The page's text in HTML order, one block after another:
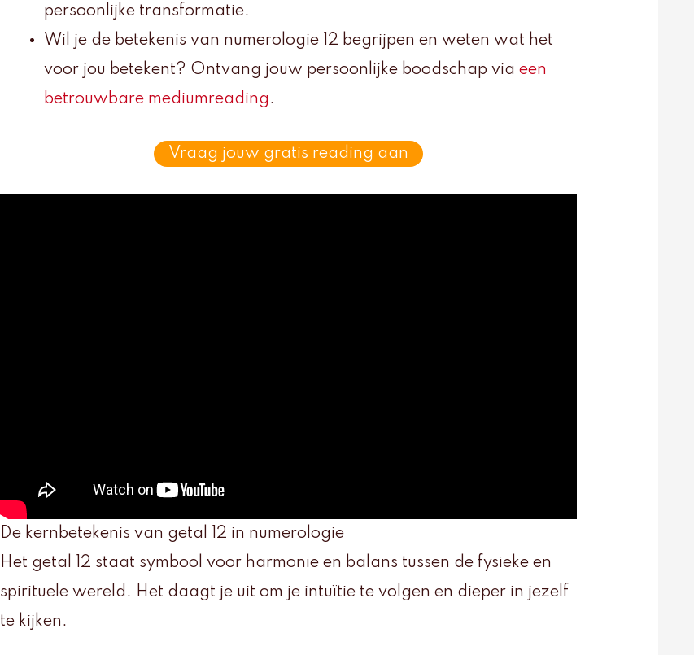
persoonlijke transformatie.
Wil je de betekenis van numerologie 12 begrijpen en weten wat het
voor jou betekent? Ontvang jouw persoonlijke boodschap via een
betrouwbare mediumreading .
Vraag jouw gratis reading aan
De kernbetekenis van getal 12 in numerologie
Het getal 12 staat symbool voor harmonie en balans tussen de fysieke en
spirituele wereld. Het daagt je uit om je intuïtie te volgen en dieper in jezelf
te kijken.